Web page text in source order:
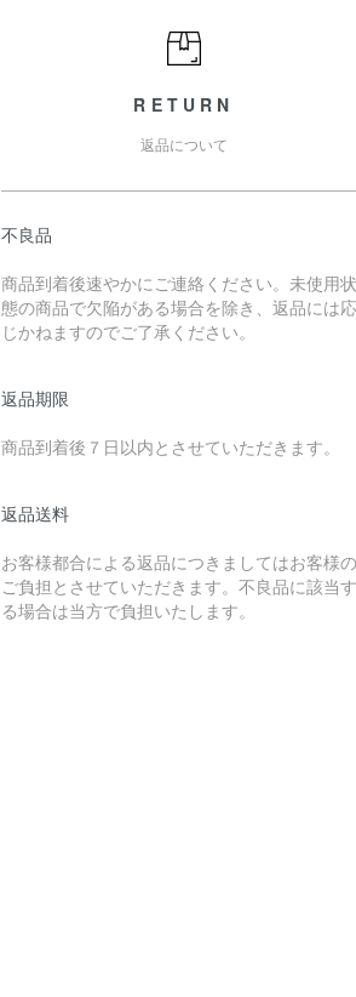
RETURN
返品について
不良品
商品到着後速やかにご連絡ください。未使用状
態の商品で欠陥がある場合を除き、返品には応
じかねますのでご了承ください。
返品期限
商品到着後７日以内とさせていただきます。
返品送料
お客様都合による返品につきましてはお客様の
ご負担とさせていただきます。不良品に該当す
る場合は当方で負担いたします。